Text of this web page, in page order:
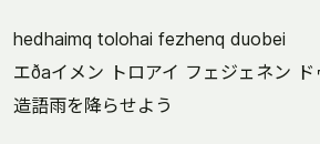
hedhaimq tolohai fezhenq duobei
エðaイメン トロアイ フェジェネン ド
造語雨を降らせよう